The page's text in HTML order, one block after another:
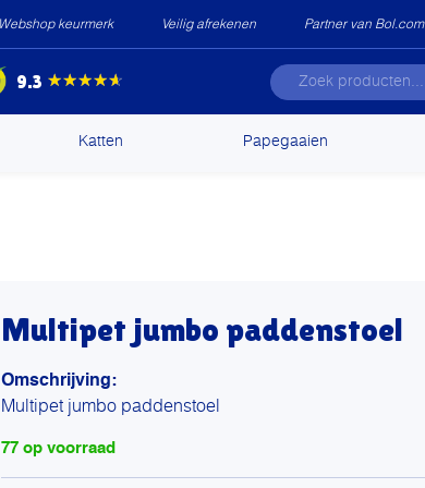
Webshop keurmerk Veilig afrekenen Partner van Bol.com
9.3 ★★★★★
Katten Papegaaien
Multipet jumbo paddenstoel
Omschrijving:
Multipet jumbo paddenstoel
77 op voorraad